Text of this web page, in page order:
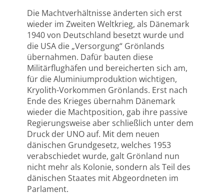
Die Machtverhältnisse änderten sich erst
wieder im Zweiten Weltkrieg, als Dänemark
1940 von Deutschland besetzt wurde und
die USA die „Versorgung“ Grönlands
übernahmen. Dafür bauten diese
Militärflughäfen und bereicherten sich am,
für die Aluminiumproduktion wichtigen,
Kryolith-Vorkommen Grönlands. Erst nach
Ende des Krieges übernahm Dänemark
wieder die Machtposition, gab ihre passive
Regierungsweise aber schließlich unter dem
Druck der UNO auf. Mit dem neuen
dänischen Grundgesetz, welches 1953
verabschiedet wurde, galt Grönland nun
nicht mehr als Kolonie, sondern als Teil des
dänischen Staates mit Abgeordneten im
Parlament.